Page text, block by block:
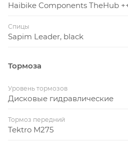
Haibike Components TheHub
Спицы
Sapim Leader, black
Тормоза
Уровень тормозов
Дисковые гидравлические
Тормоз передний
Tektro M275